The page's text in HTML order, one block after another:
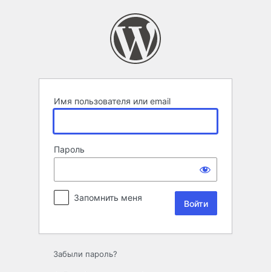
Имя пользователя или email
Пароль
Запомнить меня
Забыли пароль?